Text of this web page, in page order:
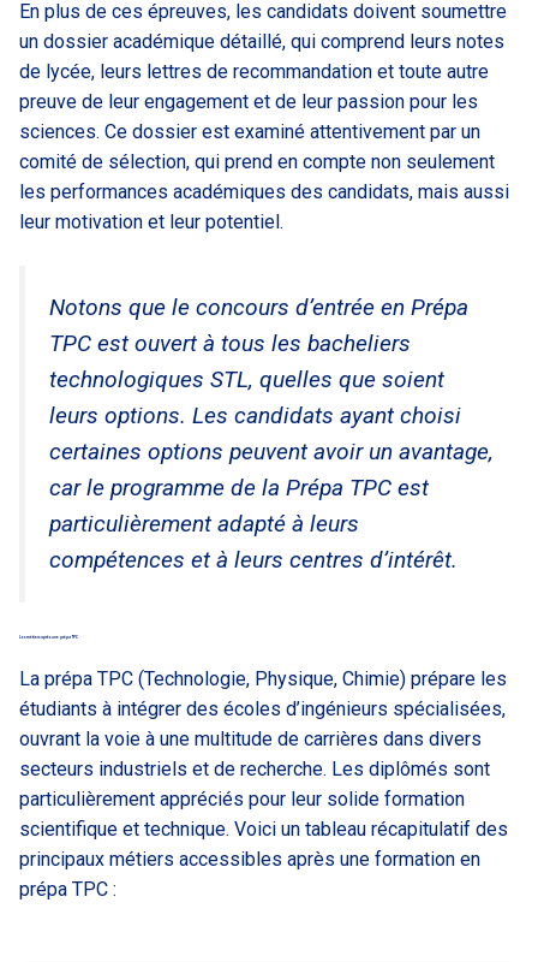
En plus de ces épreuves, les candidats doivent soumettre
un dossier académique détaillé, qui comprend leurs notes
de lycée, leurs lettres de recommandation et toute autre
preuve de leur engagement et de leur passion pour les
sciences. Ce dossier est examiné attentivement par un
comité de sélection, qui prend en compte non seulement
les performances académiques des candidats, mais aussi
leur motivation et leur potentiel.
Notons que le concours d’entrée en Prépa
TPC est ouvert à tous les bacheliers
technologiques STL, quelles que soient
leurs options. Les candidats ayant choisi
certaines options peuvent avoir un avantage,
car le programme de la Prépa TPC est
particulièrement adapté à leurs
compétences et à leurs centres d’intérêt.
Les métiers après une prépa TPC
La prépa TPC (Technologie, Physique, Chimie) prépare les
étudiants à intégrer des écoles d’ingénieurs spécialisées,
ouvrant la voie à une multitude de carrières dans divers
secteurs industriels et de recherche. Les diplômés sont
particulièrement appréciés pour leur solide formation
scientifique et technique. Voici un tableau récapitulatif des
principaux métiers accessibles après une formation en
prépa TPC :